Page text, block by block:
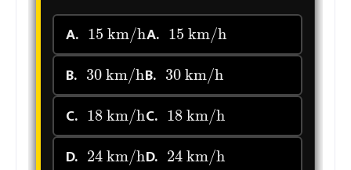
A.
15km/h
A.
15km/h
B.
30km/h
B.
30km/h
C.
18km/h
C.
18km/h
D.
24km/h
D.
24km/h